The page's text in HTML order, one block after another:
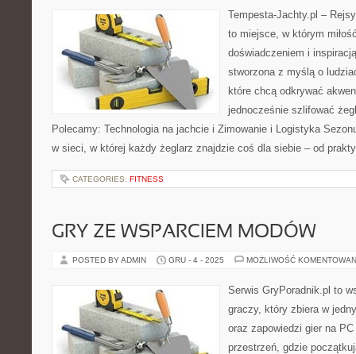
Tempesta-Jachty.pl –
to miejsce, w którym
doświadczeniem i
stworzona z myślą o
które chcą odkrywać
jednocześnie szlifować
Polecamy: Technologia na jachcie i Zimowanie i Logistyka
w sieci, w której każdy żeglarz znajdzie coś dla siebie – od
CATEGORIES: FITNESS
GRY ZE WSPARCIEM MODÓW
POSTED BY ADMIN GRU - 4 - 2025 MOŻLIWOŚĆ
Serwis GryPoradnik.pl to
graczy, który zbiera w
oraz zapowiedzi gier na
przestrzeń, gdzie